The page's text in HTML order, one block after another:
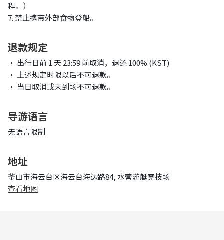
程。）
7. 禁止携带外部食物登船。
退款规定
• 出行日前 1 天 23:59 前取消，退还 100% (KST)
• 上述规定时限以后不可退款。
• 当日取消或未到场不可退款。
导游语言
无语言限制
地址
釜山市海云台区海云台海边路84, 水营游艇竞技场
查看地图